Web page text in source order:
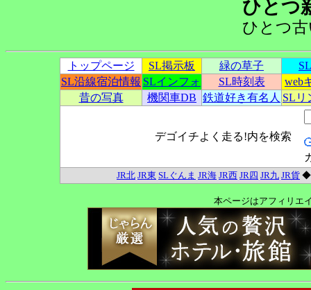
ひとつ
ひとつ
トップページ SL掲示板 緑の草子
SL沿線宿泊情報 SLインフォ SL時刻表
web
昔の写真
機関車DB 鉄道好き有名人 SLリ
デゴイチよく走る!内を検索
JR北 JR東 SLぐんま JR海 JR西 JR四 JR九 JR貨
本ページはアフィリエ